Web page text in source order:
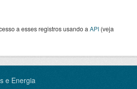
a esses registros usando a API (veja
e Energia